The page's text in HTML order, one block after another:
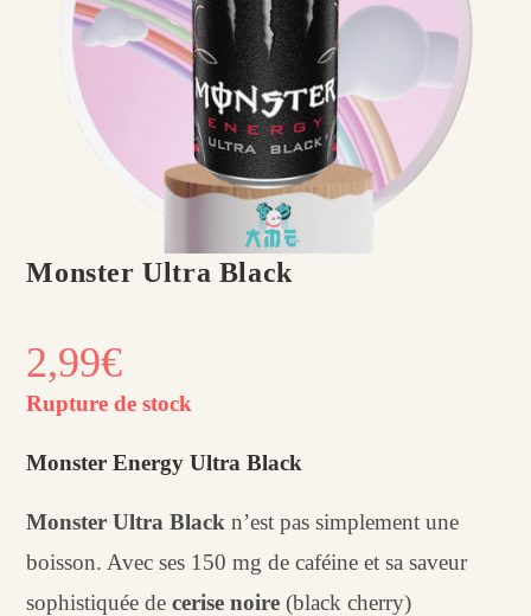
Monster Ultra Black
2,99€
Rupture de stock
Monster Energy Ultra Black
Monster Ultra Black n’est pas simplement une
boisson. Avec ses 150 mg de caféine et sa saveur
sophistiquée decerise noire(black cherry)